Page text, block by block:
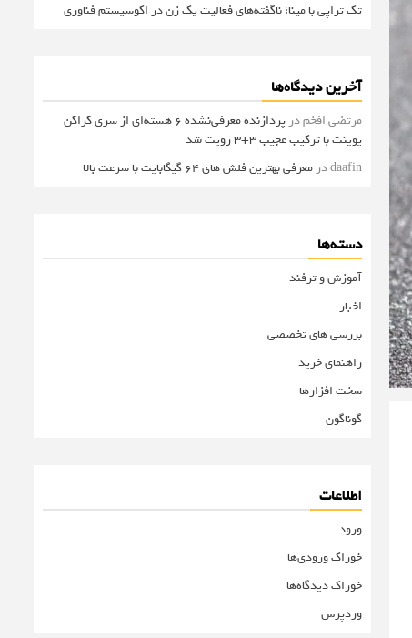
تک تراپی با مینا؛ ناگفته‌های فعالیت یک زن در اکوسیستم فناوری
آخرین دیدگاه‌ها
مرتضی افخمدر
پردازنده معرفی‌نشده 6 هسته‌ای از سری کراکن
پوینت با ترکیب عجیب 3+3 رویت شد
daafinدر معرفی بهترین فلش های 64 گیگابایت با سرعت بالا
دسته‌ها
آموزش و ترفند
اخبار
بررسی های تخصصی
راهنمای خرید
سخت افزارها
گوناگون
اطلاعات
ورود
خوراک ورودی‌ها
خوراک دیدگاه‌ها
وردپرس